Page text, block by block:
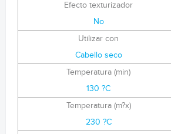
Efecto texturizador
No
Utilizar con
Cabello seco
Temperatura (min)
130 ?C
Temperatura (m?x)
230 ?C